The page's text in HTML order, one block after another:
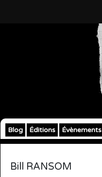
Blog Éditions Évènements
Bill RANSOM